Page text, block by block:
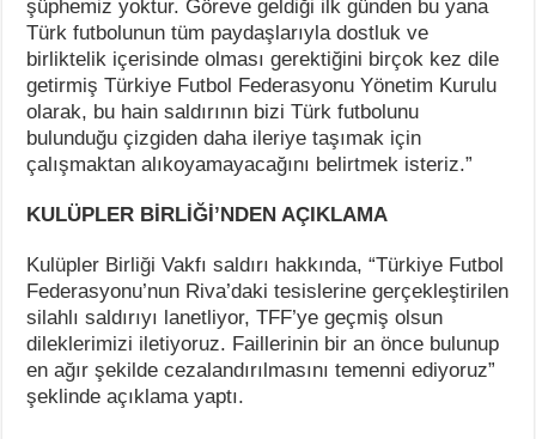
şüphemiz yoktur. Göreve geldiği ilk günden bu yana
Türk futbolunun tüm paydaşlarıyla dostluk ve
birliktelik içerisinde olması gerektiğini birçok kez dile
getirmiş Türkiye Futbol Federasyonu Yönetim Kurulu
olarak, bu hain saldırının bizi Türk futbolunu
bulunduğu çizgiden daha ileriye taşımak için
çalışmaktan alıkoyamayacağını belirtmek isteriz.”
KULÜPLER BİRLİĞİ’NDEN AÇIKLAMA
Kulüpler Birliği Vakfı saldırı hakkında, “Türkiye Futbol
Federasyonu’nun Riva’daki tesislerine gerçekleştirilen
silahlı saldırıyı lanetliyor, TFF’ye geçmiş olsun
dileklerimizi iletiyoruz. Faillerinin bir an önce bulunup
en ağır şekilde cezalandırılmasını temenni ediyoruz”
şeklinde açıklama yaptı.